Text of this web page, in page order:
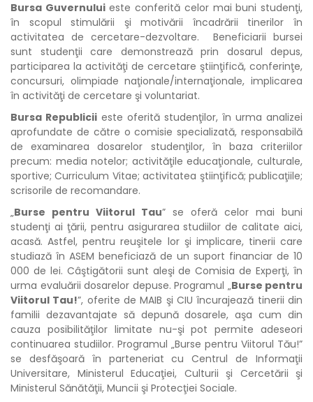
Bursa Guvernuluieste conferită celor mai buni studenţi,
în scopul stimulării şi motivării încadrării tinerilor în
activitatea de cercetare-dezvoltare. Beneficiarii bursei
sunt studenţii care demonstrează prin dosarul depus,
participarea la activităţi de cercetare ştiinţifică, conferinţe,
concursuri, olimpiade naţionale/internaţionale, implicarea
în activităţi de cercetare şi voluntariat.
Bursa Republicii este oferită studenţilor, în urma analizei
aprofundate de către o comisie specializată, responsabilă
de examinarea dosarelor studenţilor, în baza criteriilor
precum: media notelor; activităţile educaţionale, culturale,
sportive; Curriculum Vitae; activitatea ştiinţifică; publicaţiile;
scrisorile de recomandare.
„Burse pentru Viitorul Tau” se oferă celor mai buni
studenţi ai ţării, pentru asigurarea studiilor de calitate aici,
acasă. Astfel, pentru reuşitele lor şi implicare, tinerii care
studiază în ASEM beneficiază de un suport financiar de 10
000 de lei. Câştigătorii sunt aleşi de Comisia de Experţi, în
urma evaluării dosarelor depuse. Programul „Burse pentru
Viitorul Tau!”, oferite de MAIB şi CIU încurajează tinerii din
familii dezavantajate să depună dosarele, aşa cum din
cauza posibilităţilor limitate nu-şi pot permite adeseori
continuarea studiilor. Programul „Burse pentru Viitorul Tău!”
se desfăşoară în parteneriat cu Centrul de Informaţii
Universitare, Ministerul Educaţiei, Culturii şi Cercetării şi
Ministerul Sănătăţii, Muncii şi Protecţiei Sociale.